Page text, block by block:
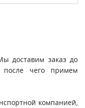
доставим заказ до
чего примем
компанией,